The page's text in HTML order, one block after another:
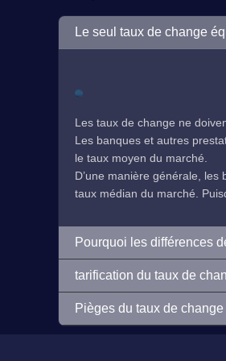
Le seul taux de change
Les taux de change ne
Les banques et autres
le taux moyen du marché.
D’une manière générale,
taux médian du marché.
Pourquoi les différences
tarification du taux de
Pièges du taux de change